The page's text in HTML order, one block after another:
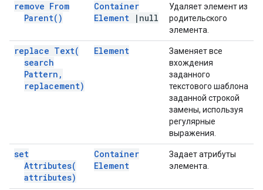
remove From
Parent( )
Container
Element
| null
Удаляет элемент из
родительского
элемента.
replace Text(
search
Pattern ,
replacement)
Element
Заменяет все
вхождения
заданного
текстового шаблона
заданной строкой
замены, используя
регулярные
выражения.
set
Attributes(
attributes)
Container
Element
Задает атрибуты
элемента.